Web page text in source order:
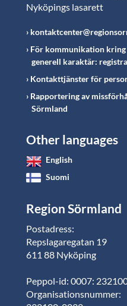
Nyköpings lasarett
För kommunikation
generell karaktär:
Kontakttjänster för
Rapportering av
Sörmland
Other languages
English
Suomi
Region Sörmland
Postadress:
Repslagaregatan 19
611 88 Nyköping
Peppol-id: 0007:
Organisationsnummer: